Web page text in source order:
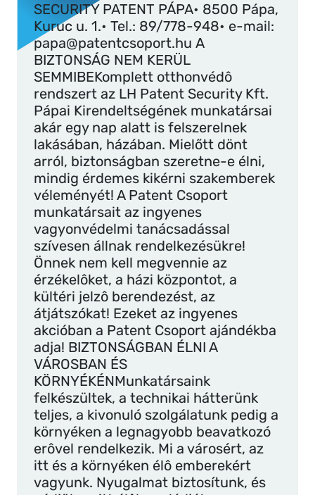
SECURITY PATENT PÁPA• 8500 Pápa,
Kuruc u. 1.• Tel.: 89/778-948• e-mail:
papa@patentcsoport.hu A
BIZTONSÁG NEM KERÜL
SEMMIBEKomplett otthonvédô
rendszert az LH Patent Security Kft.
Pápai Kirendeltségének munkatársai
akár egy nap alatt is felszerelnek
lakásában, házában. Mielőtt dönt
arról, biztonságban szeretne-e élni,
mindig érdemes kikérni szakemberek
véleményét! A Patent Csoport
munkatársait az ingyenes
vagyonvédelmi tanácsadással
szívesen állnak rendelkezésükre!
Önnek nem kell megvennie az
érzékelôket, a házi központot, a
kültéri jelzô berendezést, az
átjátszókat! Ezeket az ingyenes
akcióban a Patent Csoport ajándékba
adja! BIZTONSÁGBAN ÉLNI A
VÁROSBAN ÉS
KÖRNYÉKÉNMunkatársaink
felkészültek, a technikai hátterünk
teljes, a kivonuló szolgálatunk pedig a
környéken a legnagyobb beavatkozó
erôvel rendelkezik. Mi a városért, az
itt és a környéken élô emberekért
vagyunk. Nyugalmat biztosítunk, és